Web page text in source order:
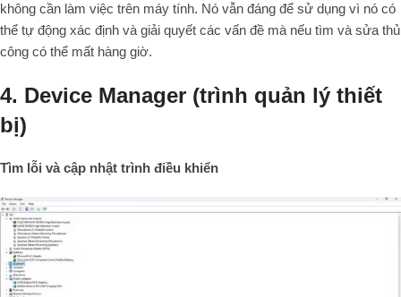
không cần làm việc trên máy tính. Nó vẫn đáng để sử dụng vì nó có
thể tự động xác định và giải quyết các vấn đề mà nếu tìm và sửa thủ
công có thể mất hàng giờ.
4. Device Manager (trình quản lý thiết
bị)
Tìm lỗi và cập nhật trình điều khiển